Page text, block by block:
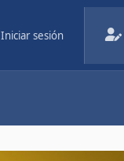
Iniciar sesión